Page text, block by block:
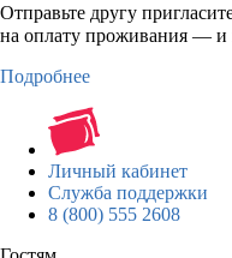
Отправьте другу
на оплату проживания — и
Подробнее
Личный кабинет
Служба поддержки
8 (800) 555 2608